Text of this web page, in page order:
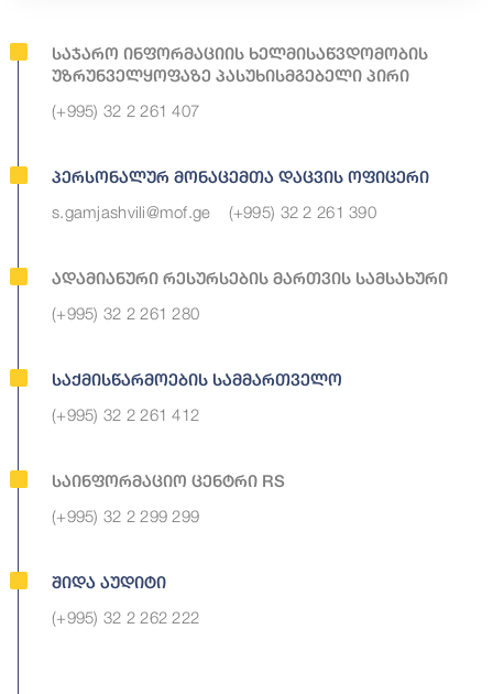
Საჯარო Ინფორმაციის Ხელმისაწვდომობის
Უზრუნველყოფაზე Პასუხისმგებელი Პირი
(+995) 32 2 261 407
Პერსონალურ Მონაცემთა Დაცვის Ოფიცერი
s.gamjashvili@mof.ge (+995) 32 2 261 390
Ადამიანური Რესურსების Მართვის Სამსახური
(+995) 32 2 261 280
Საქმისწარმოების Სამმართველო
(+995) 32 2 261 412
Საინფორმაციო Ცენტრი RS
(+995) 32 2 299 299
Შიდა Აუდიტი
(+995) 32 2 262 222